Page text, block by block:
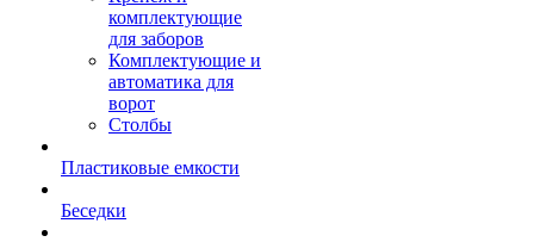
комплектующие
для заборов
Комплектующие и
автоматика для
ворот
Столбы
Пластиковые емкости
Беседки